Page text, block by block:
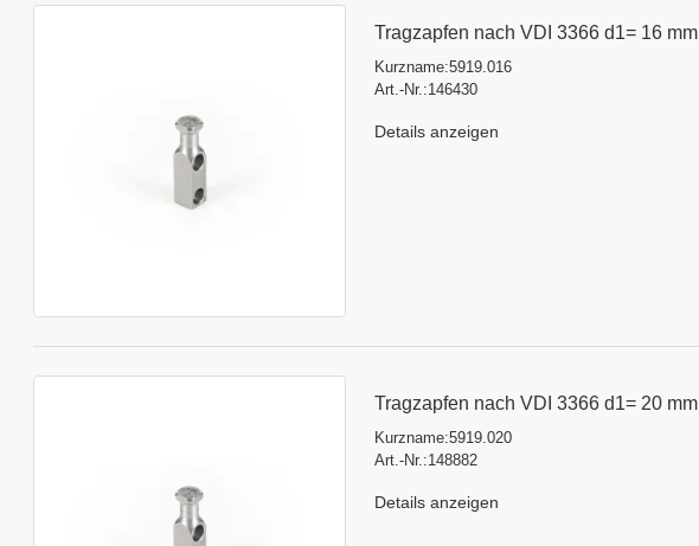
Tragzapfen nach VDI 3366 d1= 16 mm
Kurzname:5919.016
Art.-Nr.:146430
Details anzeigen
Tragzapfen nach VDI 3366 d1= 20 mm
Kurzname:5919.020
Art.-Nr.:148882
Details anzeigen